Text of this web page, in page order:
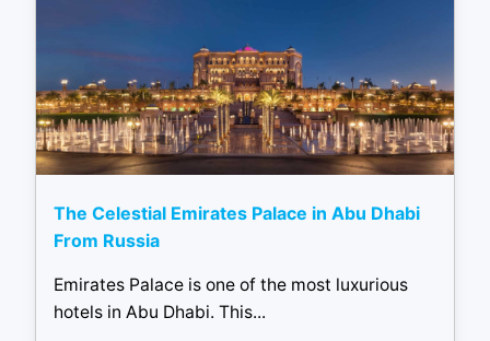
The Celestial Emirates Palace in Abu Dhabi
From Russia
Emirates Palace is one of the most luxurious
hotels in Abu Dhabi. This...